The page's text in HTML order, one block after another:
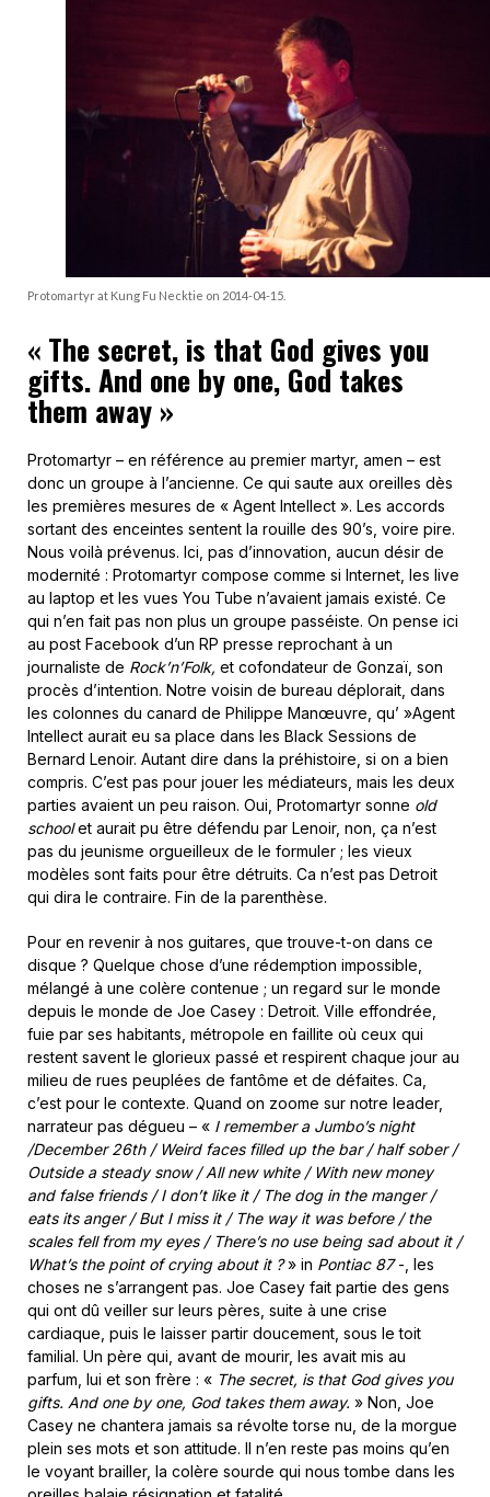
Protomartyr at Kung Fu Necktie on 2014-04-15.
« The secret, is that God gives you
gifts. And one by one, God takes
them away »
Protomartyr – en référence au premier martyr, amen – est
donc un groupe à l’ancienne. Ce qui saute aux oreilles dès
les premières mesures de « Agent Intellect ». Les accords
sortant des enceintes sentent la rouille des 90’s, voire pire.
Nous voilà prévenus. Ici, pas d’innovation, aucun désir de
modernité : Protomartyr compose comme si Internet, les live
au laptop et les vues You Tube n’avaient jamais existé. Ce
qui n’en fait pas non plus un groupe passéiste. On pense ici
au post Facebook d’un RP presse reprochant à un
journaliste de Rock’n’Folk, et cofondateur de Gonzaï, son
procès d’intention. Notre voisin de bureau déplorait, dans
les colonnes du canard de Philippe Manœuvre, qu’ »Agent
Intellect aurait eu sa place dans les Black Sessions de
Bernard Lenoir. Autant dire dans la préhistoire, si on a bien
compris. C’est pas pour jouer les médiateurs, mais les deux
parties avaient un peu raison. Oui, Protomartyr sonne old
schoolet aurait pu être défendu par Lenoir, non, ça n’est
pas du jeunisme orgueilleux de le formuler ; les vieux
modèles sont faits pour être détruits. Ca n’est pas Detroit
qui dira le contraire. Fin de la parenthèse.
Pour en revenir à nos guitares, que trouve-t-on dans ce
disque ? Quelque chose d’une rédemption impossible,
mélangé à une colère contenue ; un regard sur le monde
depuis le monde de Joe Casey : Detroit. Ville effondrée,
fuie par ses habitants, métropole en faillite où ceux qui
restent savent le glorieux passé et respirent chaque jour au
milieu de rues peuplées de fantôme et de défaites. Ca,
c’est pour le contexte. Quand on zoome sur notre leader,
narrateur pas dégueu – « I remember a Jumbo’s night
/December 26th/ Weird faces filled up the bar / half sober/
Outside a steady snow/All new white / With new money
and false friends /I don’t like it / The dog in the manger/
eats its anger/But I miss it / The way it was before /the
scales fell from my eyes/ There’s no use being sad about it/
What’s the point of crying about it ? » in Pontiac 87-, les
choses ne s’arrangent pas. Joe Casey fait partie des gens
qui ont dû veiller sur leurs pères, suite à une crise
cardiaque, puis le laisser partir doucement, sous le toit
familial. Un père qui, avant de mourir, les avait mis au
parfum, lui et son frère : « The secret, is that God gives you
gifts. And one by one, God takes them away. » Non, Joe
Casey ne chantera jamais sa révolte torse nu, de la morgue
plein ses mots et son attitude. Il n’en reste pas moins qu’en
le voyant brailler, la colère sourde qui nous tombe dans les